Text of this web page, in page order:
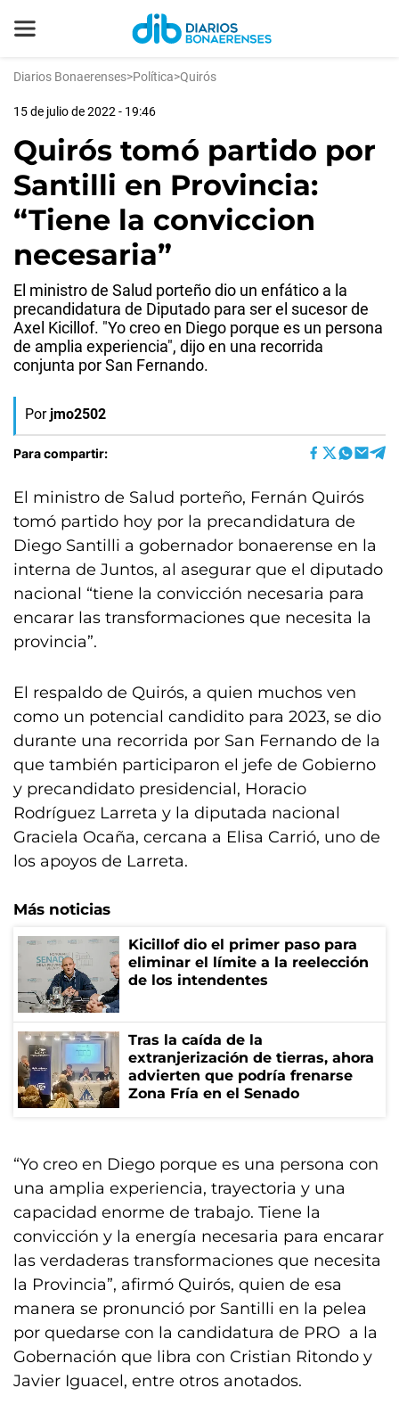
Diarios Bonaerenses>Política>Quirós
15 de julio de 2022 - 19:46
Quirós tomó partido por
Santilli en Provincia:
“Tiene la conviccion
necesaria”
El ministro de Salud porteño dio un enfático a la
precandidatura de Diputado para ser el sucesor de
Axel Kicillof. "Yo creo en Diego porque es un persona
de amplia experiencia", dijo en una recorrida
conjunta por San Fernando.
Por jmo2502
Para compartir:
El ministro de Salud porteño, Fernán Quirós
tomó partido hoy por la precandidatura de
Diego Santilli a gobernador bonaerense en la
interna de Juntos, al asegurar que el diputado
nacional “tiene la convicción necesaria para
encarar las transformaciones que necesita la
provincia”.
El respaldo de Quirós, a quien muchos ven
como un potencial candidito para 2023, se dio
durante una recorrida por San Fernando de la
que también participaron el jefe de Gobierno
y precandidato presidencial, Horacio
Rodríguez Larreta y la diputada nacional
Graciela Ocaña, cercana a Elisa Carrió, uno de
los apoyos de Larreta.
Más noticias
Kicillof dio el primer paso para
eliminar el límite a la reelección
de los intendentes
Tras la caída de la
extranjerización de tierras, ahora
advierten que podría frenarse
Zona Fría en el Senado
“Yo creo en Diego porque es una persona con
una amplia experiencia, trayectoria y una
capacidad enorme de trabajo. Tiene la
convicción y la energía necesaria para encarar
las verdaderas transformaciones que necesita
la Provincia”, afirmó Quirós, quien de esa
manera se pronunció por Santilli en la pelea
por quedarse con la candidatura de PRO a la
Gobernación que libra con Cristian Ritondo y
Javier Iguacel, entre otros anotados.